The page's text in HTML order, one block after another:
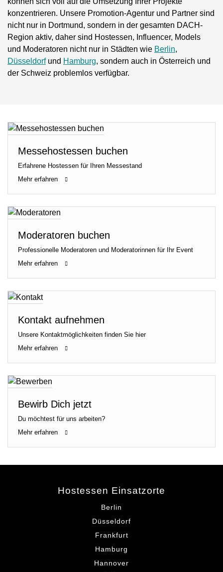
konzentrieren. Unsere Promotion-Agentur und Partner sind
nicht nur in Dortmund, sondern in der gesamten DACH-
Region aktiv, daher sind Hostessen, Influencer, Models
und Moderatoren nicht nur in Städten wie Berlin,
Düsseldorfund Hamburg, sondern auch in Österreich und
der Schweiz problemlos verfügbar.
Messehostessen buchen
Erfahrene Hostessen für Ihren Messestand
Mehr erfahren
Moderatoren buchen
Professionelle Moderatoren und Moderatorinnen für Ihr Event
Mehr erfahren
Kontakt aufnehmen
Unsere Kontaktmöglichkeiten finden Sie hier
Mehr erfahren
Bewirb Dich jetzt
Du möchtest für uns arbeiten?
Mehr erfahren
Hostessen Einsatzorte
Berlin
Düsseldorf
Frankfurt
Hamburg
Hannover